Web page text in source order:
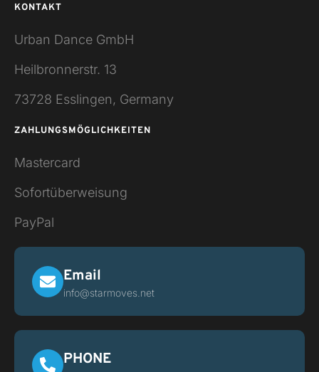
KONTAKT
Urban Dance GmbH
Heilbronnerstr. 13
73728 Esslingen, Germany
ZAHLUNGSMÖGLICHKEITEN
Mastercard
Sofortüberweisung
PayPal
Email
info@starmoves.net
PHONE